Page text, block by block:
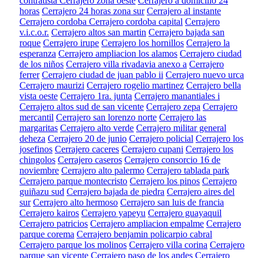
horas Cerrajero 24 horas zona sur Cerrajero al instante
Cerrajero cordoba Cerrajero cordoba capital Cerrajero
v.i.c.o.r. Cerrajero altos san martin Cerrajero bajada san
roque Cerrajero irupe Cerrajero los hornillos Cerrajero la
esperanza Cerrajero ampliacion los alamos Cerrajero ciudad
de los niños Cerrajero villa rivadavia anexo a Cerrajero
ferrer Cerrajero ciudad de juan pablo ii Cerrajero nuevo urca
Cerrajero maurizi Cerrajero rogelio martinez Cerrajero bella
vista oeste Cerrajero 1ra. junta Cerrajero manantiales i
Cerrajero altos sud de san vicente Cerrajero zepa Cerrajero
mercantil Cerrajero san lorenzo norte Cerrajero las
margaritas Cerrajero alto verde Cerrajero militar general
deheza Cerrajero 20 de junio Cerrajero policial Cerrajero los
josefinos Cerrajero caceres Cerrajero cupani Cerrajero los
chingolos Cerrajero caseros Cerrajero consorcio 16 de
noviembre Cerrajero alto palermo Cerrajero tablada park
Cerrajero parque montecristo Cerrajero los pinos Cerrajero
guiñazu sud Cerrajero bajada de piedra Cerrajero aires del
sur Cerrajero alto hermoso Cerrajero san luis de francia
Cerrajero kairos Cerrajero yapeyu Cerrajero guayaquil
Cerrajero patricios Cerrajero ampliacion empalme Cerrajero
parque corema Cerrajero benjamin policarpio cabral
Cerrajero parque los molinos Cerrajero villa corina Cerrajero
parque san vicente Cerrajero paso de los andes Cerrajero